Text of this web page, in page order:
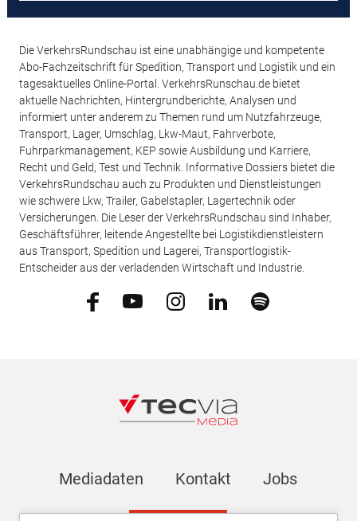
Die VerkehrsRundschau ist eine unabhängige und kompetente
Abo-Fachzeitschrift für Spedition, Transport und Logistik und ein
tagesaktuelles Online-Portal. VerkehrsRunschau.de bietet
aktuelle Nachrichten, Hintergrundberichte, Analysen und
informiert unter anderem zu Themen rund um Nutzfahrzeuge,
Transport, Lager, Umschlag, Lkw-Maut, Fahrverbote,
Fuhrparkmanagement, KEP sowie Ausbildung und Karriere,
Recht und Geld, Test und Technik. Informative Dossiers bietet die
VerkehrsRundschau auch zu Produkten und Dienstleistungen
wie schwere Lkw, Trailer, Gabelstapler, Lagertechnik oder
Versicherungen. Die Leser der VerkehrsRundschau sind Inhaber,
Geschäftsführer, leitende Angestellte bei Logistikdienstleistern
aus Transport, Spedition und Lagerei, Transportlogistik-
Entscheider aus der verladenden Wirtschaft und Industrie.
Mediadaten Kontakt Jobs